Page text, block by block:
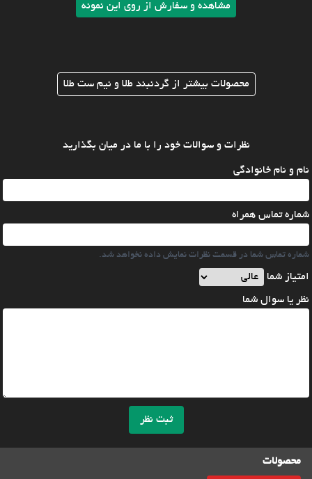
مشاهده و سفارش از روی این نمونه
محصولات بیشتر از گردنبند طلا و نیم ست طلا
نظرات و سوالات خود را با ما در میان بگذارید
نام و نام خانوادگی
شماره تماس همراه
شماره تماس شما در قسمت نظرات نمایش داده نخواهد شد.
امتیاز شما
نظر یا سوال شما
ثبت نظر
محصولات